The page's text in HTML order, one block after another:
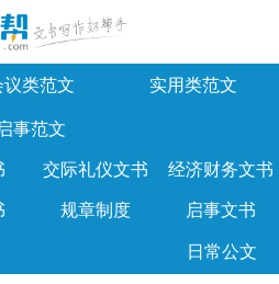
议类范文 实用类范文
启事范文
交际礼仪文书 经济财务文书
规章制度 启事文书
日常公文